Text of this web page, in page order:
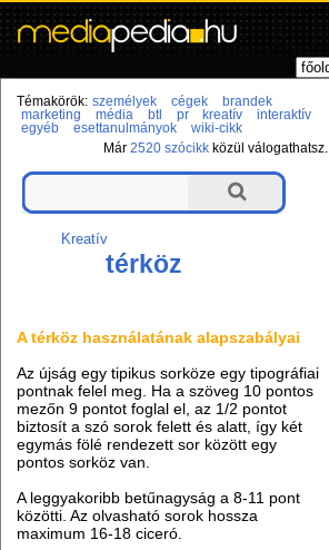
Témakörök: személyek cégek
brandek
marketing
média btl pr kreatív
interaktív
egyéb
esettanulmányok
wiki-cikk
Már2520 szócikk közül válogathatsz.
Kreatív
térköz
A térköz használatának alapszabályai
Az újság egy tipikus sorköze egy tipográfiai
pontnak felel meg. Ha a szöveg 10 pontos
mezőn 9 pontot foglal el, az 1/2 pontot
biztosít a szó sorok felett és alatt, így két
egymás fölé rendezett sor között egy
pontos sorköz van.
A leggyakoribb betűnagyság a 8-11 pont
közötti. Az olvasható sorok hossza
maximum 16-18 ciceró.